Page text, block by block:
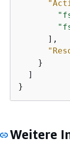
      ],
    }
  ]
}
Weitere